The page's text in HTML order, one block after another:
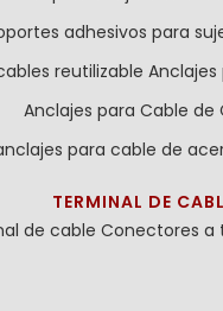
adhesivos para
reutilizable Anclajes
Anclajes para Cable de
para cable de
TERMINAL DE
de cable Conectores a